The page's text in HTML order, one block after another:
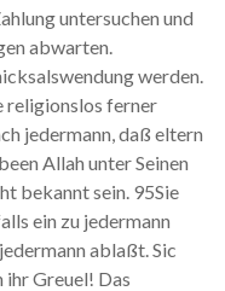
untersuchen und
abwarten.
werden.
religionslos ferner
jedermann, daß eltern
Allah unter Seinen
bekannt sein. 95Sie
ein zu jedermann
ablaßt. Sic
ihr Greuel! Das